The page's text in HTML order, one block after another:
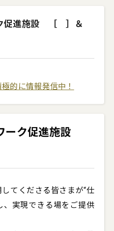
促進施設 ［ ］＆
的に情報発信中！
ーク促進施設
してくださる皆さまが“仕
、実現できる場をご提供